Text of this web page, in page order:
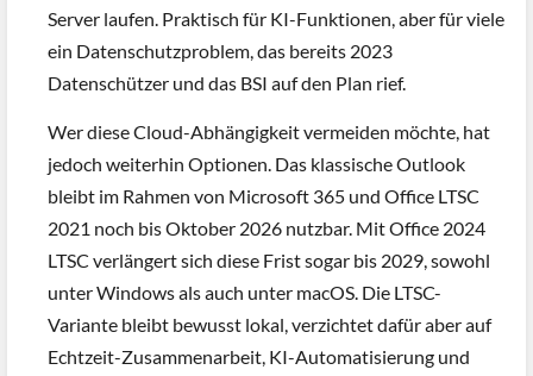
Server laufen. Praktisch für KI-Funktionen, aber für viele
ein Datenschutzproblem, das bereits 2023
Datenschützer und das BSI auf den Plan rief.
Wer diese Cloud-Abhängigkeit vermeiden möchte, hat
jedoch weiterhin Optionen. Das klassische Outlook
bleibt im Rahmen von Microsoft 365 und Office LTSC
2021 noch bis Oktober 2026 nutzbar. Mit Office 2024
LTSC verlängert sich diese Frist sogar bis 2029, sowohl
unter Windows als auch unter macOS. Die LTSC-
Variante bleibt bewusst lokal, verzichtet dafür aber auf
Echtzeit-Zusammenarbeit, KI-Automatisierung und